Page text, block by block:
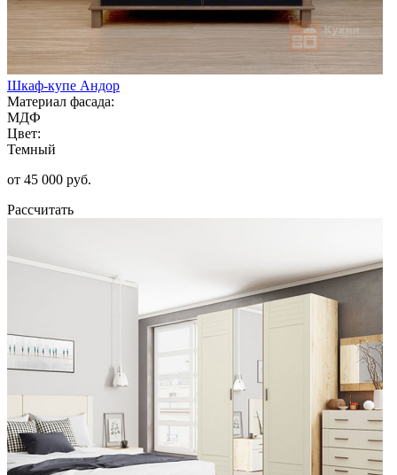
Шкаф-купе Андор
Материал фасада:
МДФ
Цвет:
Темный
от 45 000 руб.
Рассчитать